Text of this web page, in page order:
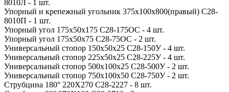
8010Л - 1 шт.
Упорный и крепежный угольник 375x100x800(правый) С28-
8010П - 1 шт.
Упорный угол 175x50x175 С28-175ОС - 4 шт.
Упорный угол 175x50x75 С28-75ОС - 2 шт.
Универсальный стопор 150x50x25 С28-150У - 4 шт.
Универсальный стопор 225x50x25 С28-225У - 4 шт.
Универсальный стопор 500x100x25 С28-500У - 2 шт.
Универсальный стопор 750x100x50 С28-750У - 2 шт.
Струбцина 180° 220X270 С28-2227 - 8 шт.